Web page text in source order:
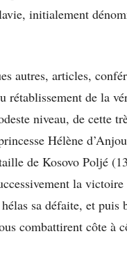
initialement
autres, articles,
rétablissement de la
niveau, de cette
Hélène
de Kosovo Poljé
la
sa défaite, et puis
combattirent côte à